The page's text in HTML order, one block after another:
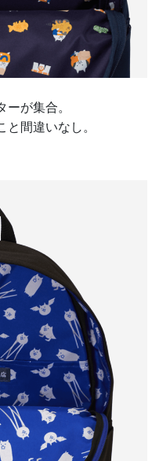
が集合。
間違いなし。